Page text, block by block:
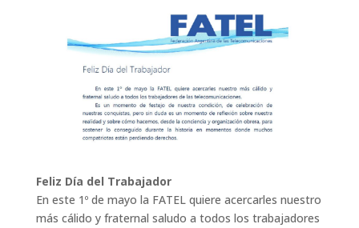
Feliz Día del Trabajador
En este 1º de mayo la FATEL quiere acercarles nuestro
más cálido y fraternal saludo a todos los trabajadores